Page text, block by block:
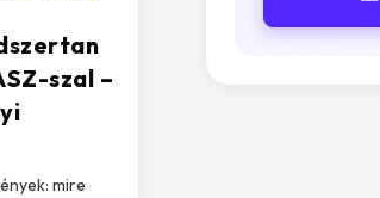
szal –
mire